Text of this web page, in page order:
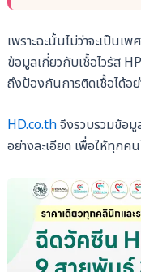
เพราะฉะนั้นไม่ว่าจะเป็นเ
ข้อมูลเกี่ยวกับเชื้อไวรัส
ถึงป้องกันการติดเชื้อได้อ
HD.co.thจึงรวบรวมข้อมู
อย่างละเอียด เพื่อให้ทุกค